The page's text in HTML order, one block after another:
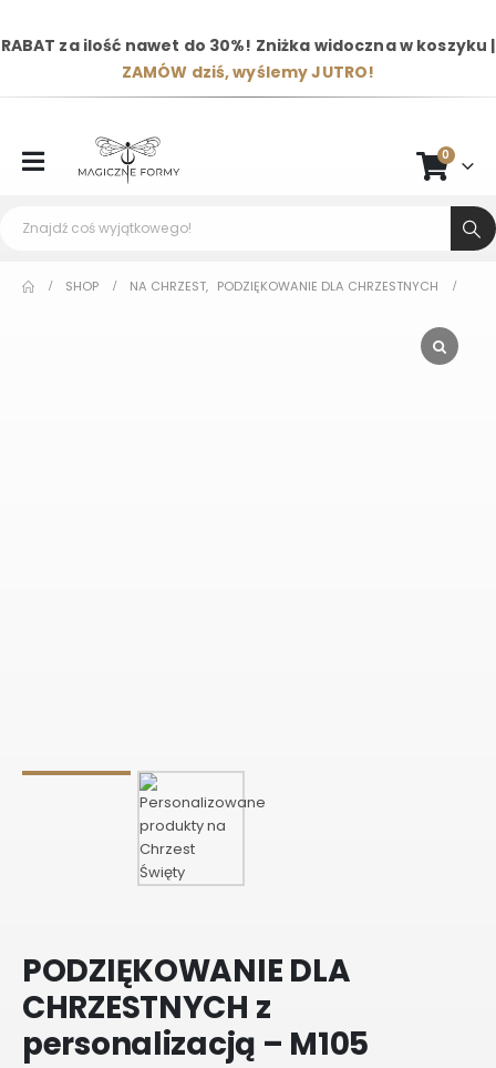
RABAT za ilość nawet do 30%! Zniżka widoczna w koszyku |
ZAMÓW dziś, wyślemy JUTRO!
0
SHOP NA CHRZEST, PODZIĘKOWANIE DLA CHRZESTNYCH
PODZIĘKOWANIE DLA
CHRZESTNYCH z
personalizacją – M105